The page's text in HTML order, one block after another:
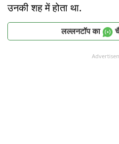
उनकी शह में होता था.
लल्लनटॉप का